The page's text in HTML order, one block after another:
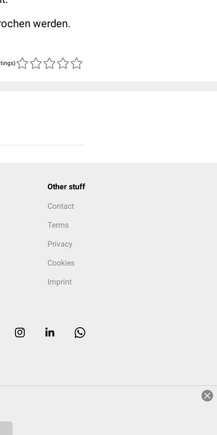
werden.
Other stuff
Contact
Terms
Privacy
Cookies
Imprint